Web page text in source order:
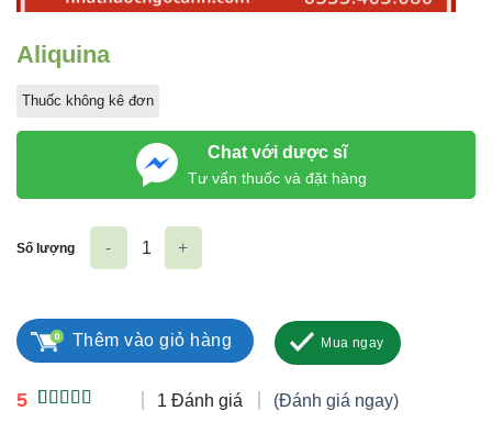
Aliquina
Thuốc không kê đơn
Chat với dược sĩ
Tư vấn thuốc và đặt hàng
5 1 Đánh giá (Đánh giá ngay)
Số lượng
Thêm vào giỏ hàng Mua ngay